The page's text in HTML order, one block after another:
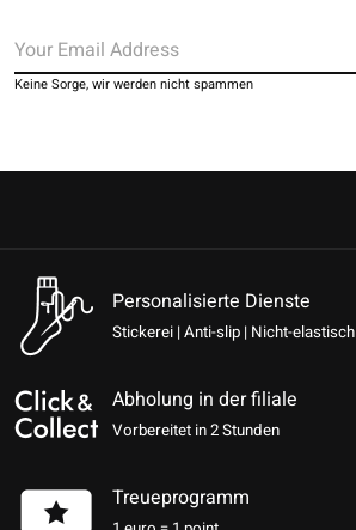
Keine Sorge, wir werden nicht spammen
Personalisierte Dienste
Stickerei | Anti-slip | Nicht-elastisch
Abholung in der filiale
Vorbereitet in 2 Stunden
Treueprogramm